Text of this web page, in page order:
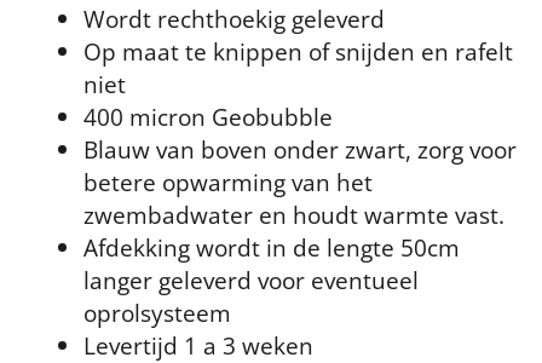
Wordt rechthoekig geleverd
Op maat te knippen of snijden en rafelt
niet
400 micron Geobubble
Blauw van boven onder zwart, zorg voor
betere opwarming van het
zwembadwater en houdt warmte vast.
Afdekking wordt in de lengte 50cm
langer geleverd voor eventueel
oprolsysteem
Levertijd 1 a 3 weken